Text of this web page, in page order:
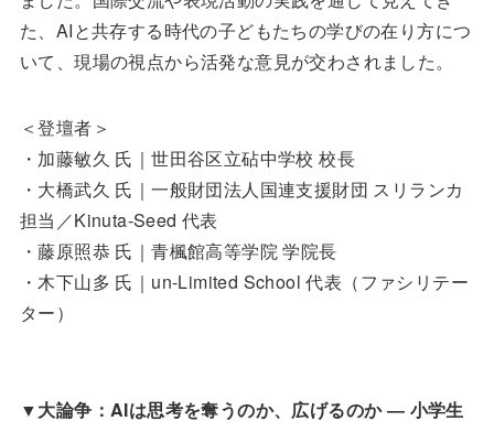
た、AIと共存する時代の子どもたちの学びの在り方につ
いて、現場の視点から活発な意見が交わされました。
＜登壇者＞
・加藤敏久 氏｜世田谷区立砧中学校 校長
・大橋武久 氏｜一般財団法人国連支援財団 スリランカ
担当／Kinuta-Seed 代表
・藤原照恭 氏｜青楓館高等学院 学院長
・木下山多 氏｜un-Limited School 代表（ファシリテー
ター）
▼大論争：AIは思考を奪うのか、広げるのか ― 小学生